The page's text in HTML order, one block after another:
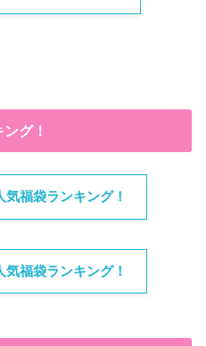
グ！
福袋ランキング！
福袋ランキング！